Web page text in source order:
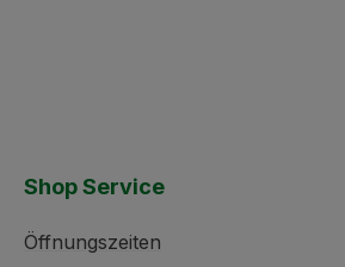
Shop Service
Öffnungszeiten